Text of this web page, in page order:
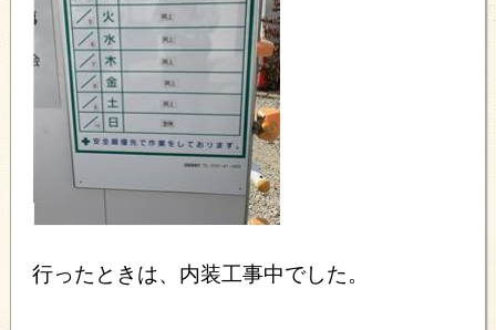
行ったときは、内装工事中でした。